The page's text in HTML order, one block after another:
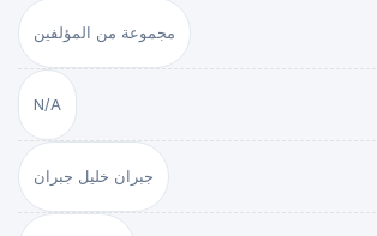
مجموعة من المؤلفين
N/A
جبران خليل جبران